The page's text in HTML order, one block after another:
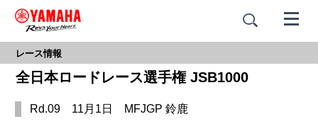
レース情報
全日本ロードレース選手権 JSB1000
Rd.09 11月1日 MFJGP 鈴鹿